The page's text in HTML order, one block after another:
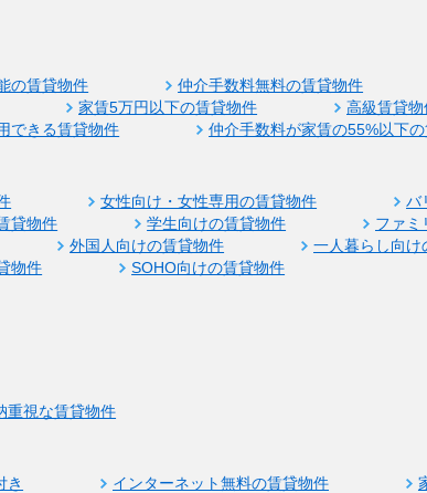
の賃貸物件 仲介手数料無料の賃貸物件
家賃5万円以下の賃貸物件
高級賃貸物
できる賃貸物件
仲介手数料が家賃の55%以下
女性向け・女性専用の賃貸物件
バ
貸物件
学生向けの賃貸物件 ファミ
外国人向けの賃貸物件
一人暮らし向け
物件
SOHO向けの賃貸物件
重視な賃貸物件
き インターネット無料の賃貸物件